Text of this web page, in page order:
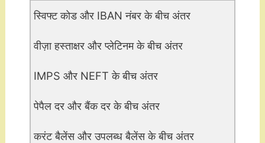
स्विफ्ट कोड और IBAN नंबर के बीच अंतर
वीज़ा हस्ताक्षर और प्लेटिनम के बीच अंतर
IMPS और NEFT के बीच अंतर
पेपैल दर और बैंक दर के बीच अंतर
करंट बैलेंस और उपलब्ध बैलेंस के बीच अंतर